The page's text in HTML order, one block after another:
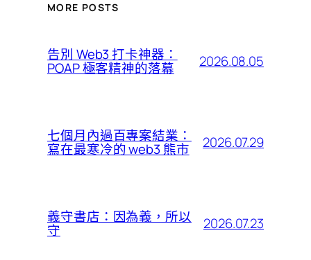
MORE POSTS
告別 Web3 打卡神器：
POAP 極客精神的落幕 2026.08.05
七個月內過百專案結業：
寫在最寒冷的 web3 熊市 2026.07.29
義守書店：因為義，所以
守 2026.07.23